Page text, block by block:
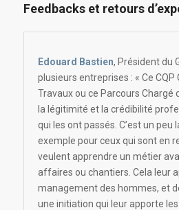
Feedbacks et retours
Edouard Bastien, Président du
plusieurs entreprises : « Ce CQP
Travaux ou ce Parcours Chargé
la légitimité et la crédibilité
qui les ont passés. C’est un peu
exemple pour ceux qui sont en
veulent apprendre un métier
affaires ou chantiers. Cela leur
management des hommes, et
une initiation qui leur apporte